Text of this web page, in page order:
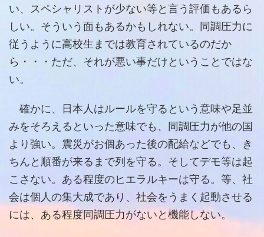
い、スペシャリストが少ない等と言う評価もあるら
しい。そういう面もあるかもしれない。同調圧力に
従うように高校生までは教育されているのだか
ら・・・ただ、それが悪い事だけということではな
い。
確かに、日本人はルールを守るという意味や足並
みをそろえるといった意味でも、同調圧力が他の国
より強い。震災がお個あった後の配給などでも、き
ちんと順番が来るまで列を守る。そしてデモ等は起
こさない。ある程度のヒエラルキーは守る。等、社
会は個人の集大成であり、社会をうまく起動させる
には、ある程度同調圧力がないと機能しない。